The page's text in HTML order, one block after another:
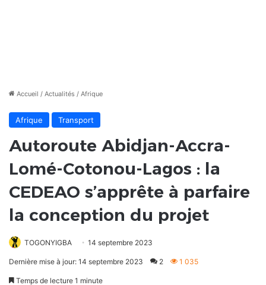
Accueil / Actualités / Afrique
Afrique Transport
Autoroute Abidjan-Accra-
Lomé-Cotonou-Lagos : la
CEDEAO s’apprête à parfaire
la conception du projet
TOGONYIGBA 14 septembre 2023
Dernière mise à jour: 14 septembre 2023 2 1 035
Temps de lecture 1 minute